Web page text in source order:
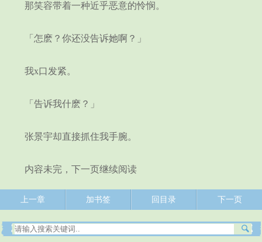
那笑容带着一种近乎恶意的怜悯。
「怎麽？你还没告诉她啊？」
我x口发紧。
「告诉我什麽？」
张景宇却直接抓住我手腕。
内容未完，下一页继续阅读
上一章 加书签 回目录 下一页